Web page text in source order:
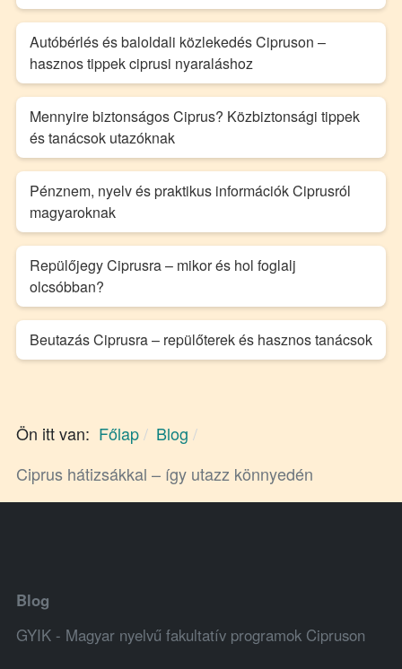
Autóbérlés és baloldali közlekedés Cipruson –
hasznos tippek ciprusi nyaraláshoz
Mennyire biztonságos Ciprus? Közbiztonsági tippek
és tanácsok utazóknak
Pénznem, nyelv és praktikus információk Ciprusról
magyaroknak
Repülőjegy Ciprusra – mikor és hol foglalj
olcsóbban?
Beutazás Ciprusra – repülőterek és hasznos tanácsok
Ön itt van: Főlap
Blog
Ciprus hátizsákkal – így utazz könnyedén
Blog
GYIK - Magyar nyelvű fakultatív programok Cipruson